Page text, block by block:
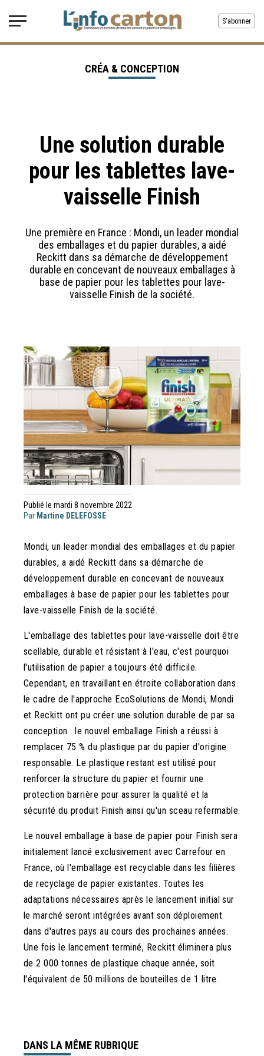
S'abonner
Une solution durable
pour les tablettes lave-
vaisselle Finish
Une première en France : Mondi, un leader mondial
des emballages et du papier durables, a aidé
Reckitt dans sa démarche de développement
durable en concevant de nouveaux emballages à
base de papier pour les tablettes pour lave-
vaisselle Finish de la société.
CRÉA & CONCEPTION
Publié le mardi 8 novembre 2022
Par Martine DELEFOSSE
Mondi, un leader mondial des emballages et du papier
durables, a aidé Reckitt dans sa démarche de
développement durable en concevant de nouveaux
emballages à base de papier pour les tablettes pour
lave-vaisselle Finish de la société.
L'emballage des tablettes pour lave-vaisselle doit être
scellable, durable et résistant à l'eau, c'est pourquoi
l'utilisation de papier a toujours été difficile.
Cependant, en travaillant en étroite collaboration dans
le cadre de l'approche EcoSolutions de Mondi, Mondi
et Reckitt ont pu créer une solution durable de par sa
conception : le nouvel emballage Finish a réussi à
remplacer 75 % du plastique par du papier d'origine
responsable. Le plastique restant est utilisé pour
renforcer la structure du papier et fournir une
protection barrière pour assurer la qualité et la
sécurité du produit Finish ainsi qu'un sceau refermable.
Le nouvel emballage à base de papier pour Finish sera
initialement lancé exclusivement avec Carrefour en
France, où l'emballage est recyclable dans les filières
de recyclage de papier existantes. Toutes les
adaptations nécessaires après le lancement initial sur
le marché seront intégrées avant son déploiement
dans d'autres pays au cours des prochaines années.
Une fois le lancement terminé, Reckitt éliminera plus
de 2 000 tonnes de plastique chaque année, soit
l'équivalent de 50 millions de bouteilles de 1 litre.
DANS LA MÊME RUBRIQUE